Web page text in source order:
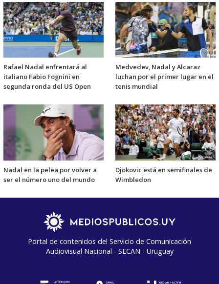
Rafael Nadal enfrentará al
italiano Fabio Fognini en
segunda ronda del US Open
Medvedev, Nadal y Alcaraz
luchan por el primer lugar en el
tenis mundial
Nadal en la pelea por volver a
ser el número uno del mundo
Djokovic está en semifinales de
Wimbledon
Portal de contenidos del Servicio de Comunicación
Audiovisual Nacional - SECAN - Uruguay